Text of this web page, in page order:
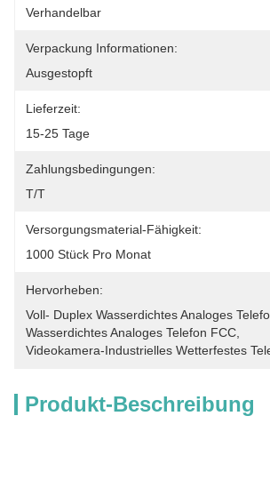
Verhandelbar
Verpackung Informationen:
Ausgestopft
Lieferzeit:
15-25 Tage
Zahlungsbedingungen:
T/T
Versorgungsmaterial-Fähigkeit:
1000 Stück Pro Monat
Hervorheben:
Voll- Duplex Wasserdichtes Analoges
Wasserdichtes Analoges Telefon FCC
Videokamera-Industrielles Wetterfestes
Produkt-Beschreibung